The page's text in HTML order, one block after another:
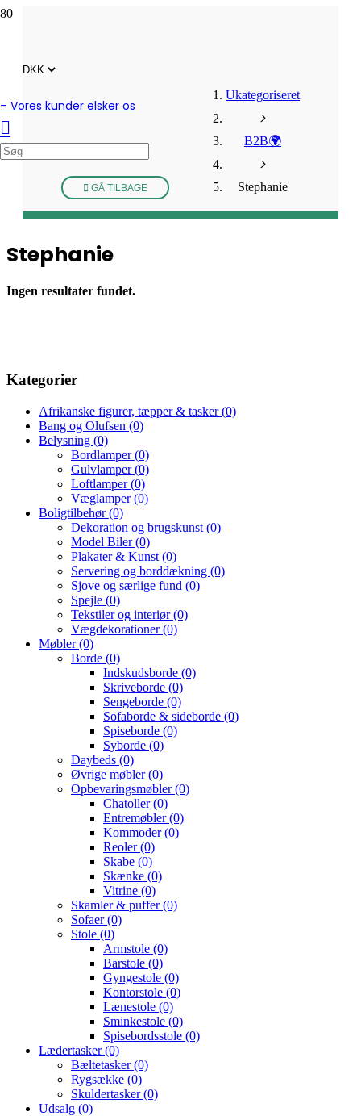
– Vores kunder elsker os
GÅ TILBAGE
Ukategoriseret
B2B🌍
Stephanie
Stephanie
Ingen resultater fundet.
Kategorier
Afrikanske figurer, tæpper & tasker(0)
Bang og Olufsen (0)
Belysning (0)
Bordlamper(0)
Gulvlamper(0)
Loftlamper(0)
Væglamper(0)
Boligtilbehør(0)
Dekoration og brugskunst (0)
Model Biler(0)
Plakater & Kunst (0)
Servering og borddækning (0)
Sjove og særlige fund (0)
Spejle (0)
Tekstiler og interiør(0)
Vægdekorationer(0)
Møbler(0)
Borde (0)
Indskudsborde (0)
Skriveborde (0)
Sengeborde (0)
Sofaborde & sideborde (0)
Spiseborde (0)
Syborde (0)
Daybeds (0)
Øvrige møbler(0)
Opbevaringsmøbler(0)
Chatoller(0)
Entremøbler(0)
Kommoder(0)
Reoler(0)
Skabe (0)
Skænke (0)
Vitrine (0)
Skamler & puffer(0)
Sofaer(0)
Stole (0)
Armstole (0)
Barstole (0)
Gyngestole (0)
Kontorstole (0)
Lænestole (0)
Sminkestole (0)
Spisebordsstole (0)
Lædertasker(0)
Bæltetasker(0)
Rygsække (0)
Skuldertasker(0)
Udsalg (0)